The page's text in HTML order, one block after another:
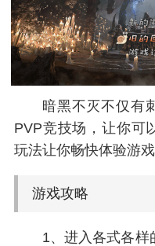
暗黑不灭不仅有
PVP竞技场，让你可
玩法让你畅快体验游戏
游戏攻略
1、进入各式各样